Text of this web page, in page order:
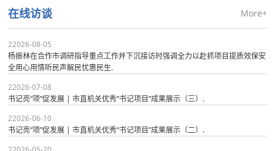
在线访谈 More+
22026-08-05
杨振林在合作市调研指导重点工作并下沉接访时强调全力以赴抓项目提质效保安
全用心用情听民声解民忧惠民生.
22026-07-08
书记亮“项”促发展 | 市直机关优秀“书记项目”成果展示（三）.
22026-06-10
书记亮“项”促发展 | 市直机关优秀“书记项目”成果展示（二）.